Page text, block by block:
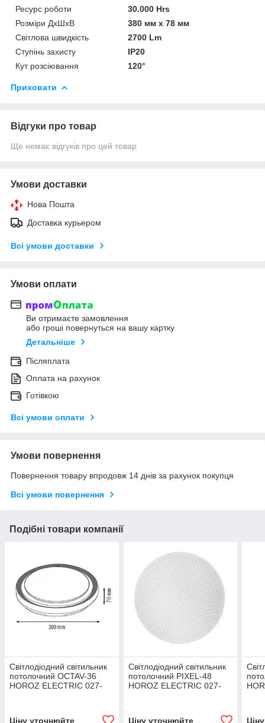
Ресурс роботи
30.000 Hrs
Розміри ДхШхВ
380 мм x 78 мм
Світлова швидкість
2700 Lm
Ступінь захисту
IP20
Кут розсіювання
120°
Приховати
Відгуки про товар
Ще немає відгуків про цей товар
Умови доставки
Нова Пошта
Доставка курьером
Всі умови доставки
Умови оплати
Ви отримаєте замовлення
або гроші повернуться на вашу картку
Детальніше
Післяплата
Оплата на рахунок
Готівкою
Всі умови оплати
Умови повернення
Повернення товару впродовж 14 днів за рахунок покупця
Всі умови повернення
Подібні товари компанії
Світлодіодний світильник
потолочний OCTAV-36
HOROZ ELECTRIC 027-
Ціну уточнюйте
Світлодіодний світильник
потолочний PIXEL-48
HOROZ ELECTRIC 027-
Ціну уточнюйте